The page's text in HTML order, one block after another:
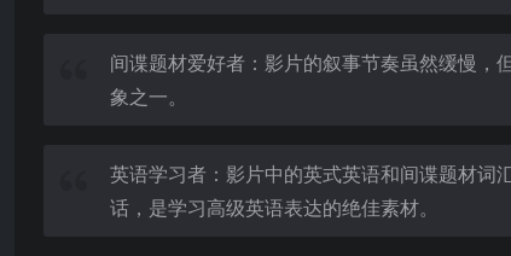
间谍题材爱好者：影片的叙事节奏虽然缓慢，
象之一。
英语学习者：影片中的英式英语和间谍题材词
话，是学习高级英语表达的绝佳素材。